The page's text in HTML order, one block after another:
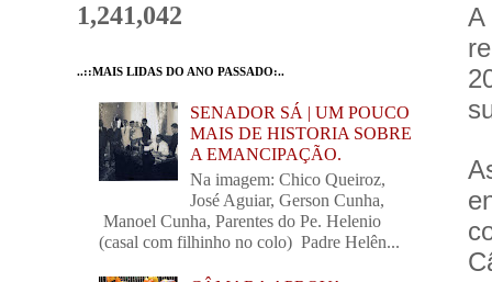
1,241,042
..::MAIS LIDAS DO ANO PASSADO:..
SENADOR SÁ | UM POUCO
MAIS DE HISTORIA SOBRE
A EMANCIPAÇÃO.
Na imagem: Chico Queiroz,
José Aguiar, Gerson Cunha,
Manoel Cunha, Parentes do Pe. Helenio
(casal com filhinho no colo) Padre Helên...